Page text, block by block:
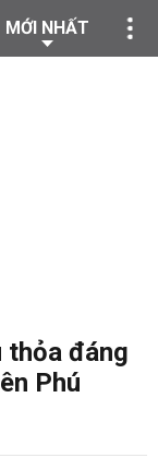
MỚI NHẤT
thỏa đáng
Phú